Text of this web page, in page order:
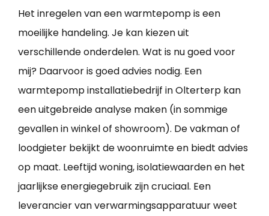
Het inregelen van een warmtepomp is een
moeilijke handeling. Je kan kiezen uit
verschillende onderdelen. Wat is nu goed voor
mij? Daarvoor is goed advies nodig. Een
warmtepomp installatiebedrijf in Olterterp kan
een uitgebreide analyse maken (in sommige
gevallen in winkel of showroom). De vakman of
loodgieter bekijkt de woonruimte en biedt advies
op maat. Leeftijd woning, isolatiewaarden en het
jaarlijkse energiegebruik zijn cruciaal. Een
leverancier van verwarmingsapparatuur weet